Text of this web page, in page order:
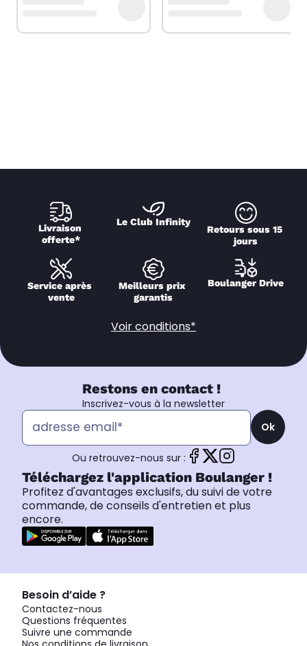
Livraison
offerte*
Le Club Infinity
Retours sous 15
jours
Service après
vente
Meilleurs prix
garantis
Boulanger Drive
Voir conditions*
Restons en contact !
Inscrivez-vous à la newsletter
Ok
Ou retrouvez-nous sur :
Téléchargez l'application Boulanger !
Profitez d'avantages exclusifs, du suivi de votre
commande, de conseils d'entretien et plus
encore.
Besoin d’aide ?
Contactez-nous
Questions fréquentes
Suivre une commande